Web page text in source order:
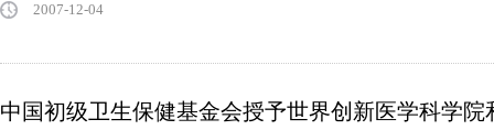
2007-12-04
中国初级卫生保健基金会授予世界创新医学科学